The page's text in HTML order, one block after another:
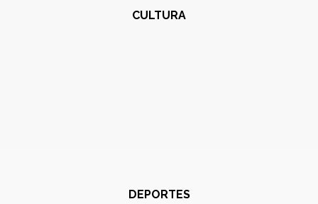
CULTURA
DEPORTES